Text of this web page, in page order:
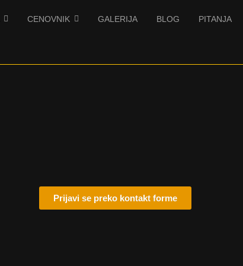
CENOVNIK GALERIJA BLOG PITANJA
Prijavi se preko kontakt forme